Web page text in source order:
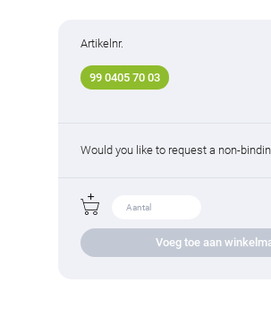
Artikelnr.
99 0405 70 03
Would you like to request a non-
Voeg toe aan